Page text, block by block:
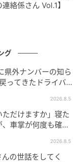
ました。
のようなことは
あれほど平然と
んでした。
絡係さん Vol.1】
グ
県外ナンバーの知ら
ってきたドライバー
2026.8.5
ただけますか」寝た
車掌が何度も確認
2026.8.5
んの世話をしてく